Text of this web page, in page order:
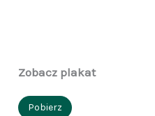
Zobacz plakat
Pobierz